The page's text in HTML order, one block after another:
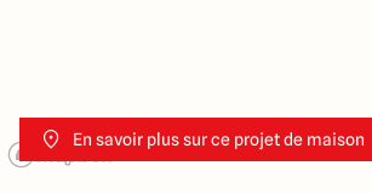
En savoir plus sur ce projet de maison